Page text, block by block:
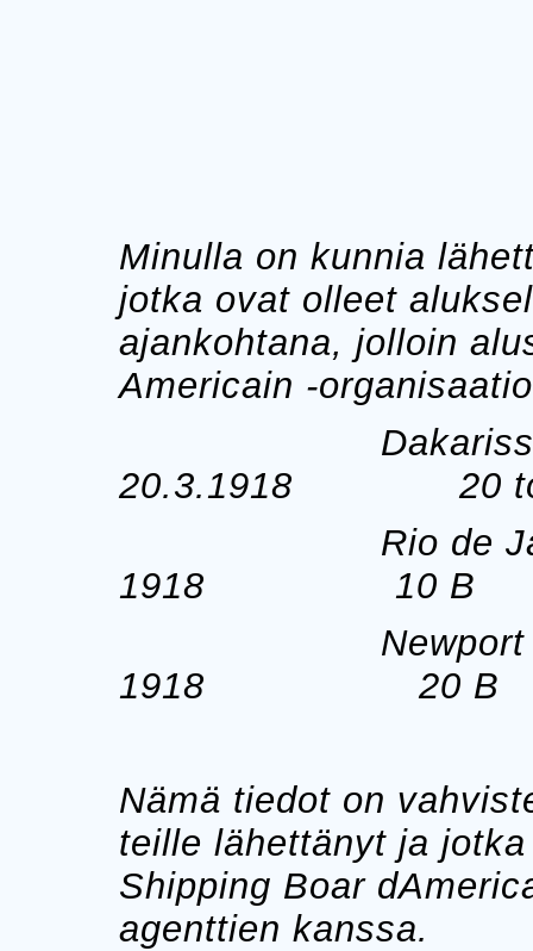
Minulla on kunnia
jotka ovat olleet
ajankohtana, jolloin
Americain -
Dakarissa
20.3.1918 20
Rio de
1918 10 B
Newport
1918 20 B
Nämä tiedot on
teille lähettänyt ja
Shipping Boar
agenttien kanssa.